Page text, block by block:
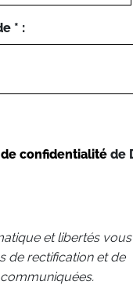
* :
confidentialité de
et libertés vous
de rectification et de